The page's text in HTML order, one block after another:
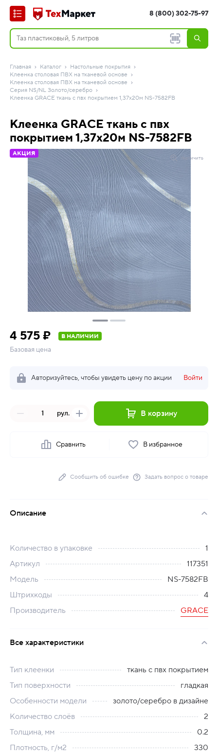
8 (800) 302-75-97
Главная Каталог
Настольные покрытия
Клеенка столовая ПВХ на тканевой основе
Клеенка столовая ПВХ на тканевой основе
Серия NS/NL Золото/серебро
Клеенка GRACE ткань с пвх покрытием 1,37х20м NS-7582FB
Клеенка GRACE ткань с пвх
покрытием 1,37х20м NS-7582FB
АКЦИЯ
Увеличить
4 575 ₽ В НАЛИЧИИ
Базовая цена
Авторизуйтесь, чтобы увидеть цену по акции Войти
рул. В корзину
Сравнить В избранное
Сообщить об ошибке Задать вопрос о товаре
Описание
Количество в упаковке
1
Артикул
117351
Модель
NS-7582FB
Штрихкоды
4
Производитель
GRACE
Все характеристики
Тип клеенки
ткань с пвх покрытием
Тип поверхности
гладкая
Особенности модели
золото/серебро в дизайне
Количество слоёв
2
Толщина, мм
0.2
Плотность, г/м2
330